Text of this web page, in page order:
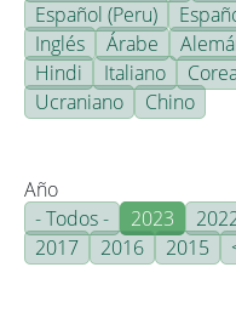
Español (Peru)
Inglés
Árabe
Hindi
Italiano
Ucraniano
Chino
Año
- Todos -
2023
2017
2016 2015